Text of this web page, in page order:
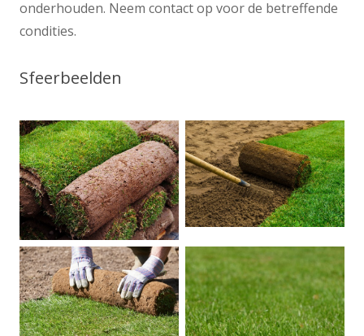
onderhouden. Neem contact op voor de betreffende
condities.
Sfeerbeelden